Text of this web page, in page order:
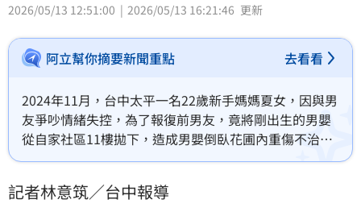
2026/05/13 12:51:00
2026/05/13 16:21:46 更新
阿立幫你摘要新聞重點 去看看
2024年11月，台中太平一名22歲新手媽媽夏女，因與男
友爭吵情緒失控，為了報復前男友，竟將剛出生的男嬰
從自家社區11樓拋下，造成男嬰倒臥花圃內重傷不治。
台中地院今（13）日開準備程序庭，庭中夏女的辯護律
求依刑法第59條情堪憫恕減刑，以及緩刑適用。
記者林意筑／台中報導